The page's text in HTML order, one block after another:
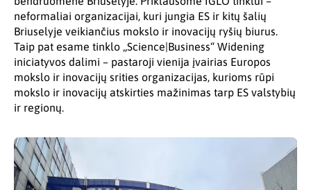
neformaliai organizacijai, kuri jungia ES ir kitų šalių
Briuselyje veikiančius mokslo ir inovacijų ryšių biurus.
Taip pat esame tinklo „Science|Business“ Widening
iniciatyvos dalimi – pastaroji vienija įvairias Europos
mokslo ir inovacijų srities organizacijas, kurioms rūpi
mokslo ir inovacijų atskirties mažinimas tarp ES valstybių
ir regionų.